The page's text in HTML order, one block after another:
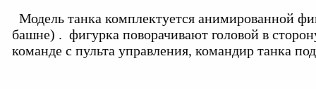
Модель танка комплектуется анимированной
башне) . фигурка поворачивают головой в
команде с пульта управления, командир танка